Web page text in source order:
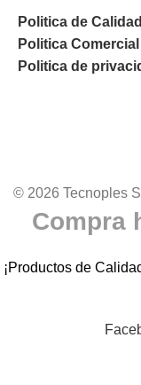
Politica de Calidad
Politica
Politica de
© 2026 Tecnoples
Compra
¡Productos de